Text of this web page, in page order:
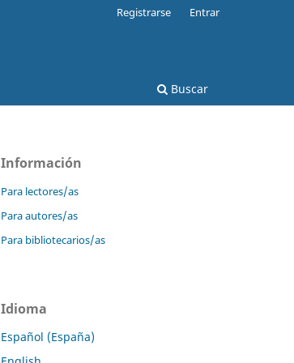
Buscar
Registrarse Entrar
Información
Para lectores/as
Para autores/as
Para bibliotecarios/as
Idioma
Español (España)